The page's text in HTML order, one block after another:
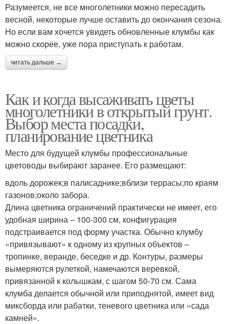
Разумеется, не все многолетники можно пересадить
весной, некоторые лучше оставить до окончания сезона.
Но если вам хочется увидеть обновленные клумбы как
можно скорее, уже пора приступать к работам.
читать дальше →
Как и когда высаживать цветы
многолетники в открытый грунт.
Выбор места посадки,
планирование цветника
Место для будущей клумбы профессиональные
цветоводы выбирают заранее. Его размещают:
вдоль дорожек;в палисаднике;вблизи террасы;по краям
газонов;около забора.
Длина цветника ограничений практически не имеет, его
удобная ширина – 100-300 см, конфигурация
подстраивается под форму участка. Обычно клумбу
«привязывают» к одному из крупных объектов –
тропинке, веранде, беседке и др. Контуры, размеры
вымеряются рулеткой, намечаются веревкой,
привязанной к колышкам, с шагом 50-70 см. Сама
клумба делается обычной или приподнятой, имеет вид
миксборда или рабатки, теневого цветника или «сада
камней».